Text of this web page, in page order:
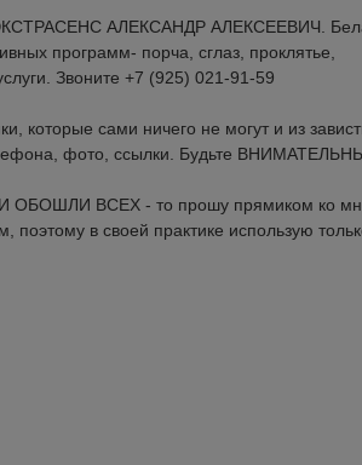
АЛЕКСАНДР АЛЕКСЕЕВИЧ.
программ- порча, сглаз, проклятье,
Звоните +7 (925) 021-91-59
сами ничего не могут и из
фото, ссылки. Будьте
ВСЕХ - то прошу прямиком ко
поэтому в своей практике использую